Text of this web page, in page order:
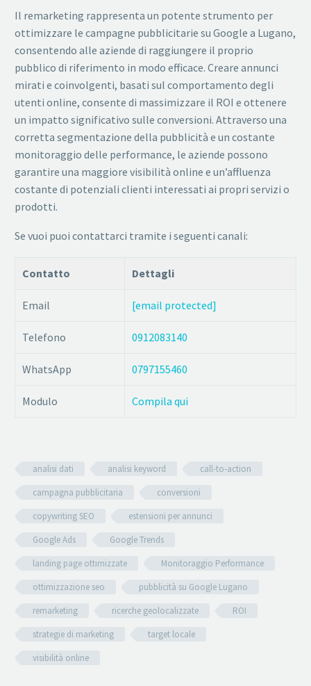
Il remarketing rappresenta un potente strumento per
ottimizzare le campagne pubblicitarie su Google a Lugano,
consentendo alle aziende di raggiungere il proprio
pubblico di riferimento in modo efficace. Creare annunci
mirati e coinvolgenti, basati sul comportamento degli
utenti online, consente di massimizzare il ROI e ottenere
un impatto significativo sulle conversioni. Attraverso una
corretta segmentazione della pubblicità e un costante
monitoraggio delle performance, le aziende possono
garantire una maggiore visibilità online e un’affluenza
costante di potenziali clienti interessati ai propri servizi o
prodotti.
Se vuoi puoi contattarci tramite i seguenti canali:
Contatto Dettagli
Email [email protected]
Telefono 0912083140
WhatsApp 0797155460
Modulo Compila qui
analisi dati analisi keyword
call-to-action
campagna pubblicitaria
conversioni
copywriting SEO
estensioni per annunci
Google Ads
Google Trends
landing page ottimizzate
Monitoraggio Performance
ottimizzazione seo
pubblicità su Google Lugano
remarketing
ricerche geolocalizzate
ROI
strategie di marketing
target locale
visibilità online